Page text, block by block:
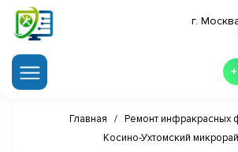
г.
Главная / Ремонт инфракрасных
Косино-Ухтомский